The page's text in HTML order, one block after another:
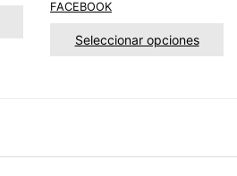
FACEBOOK
Seleccionar opciones